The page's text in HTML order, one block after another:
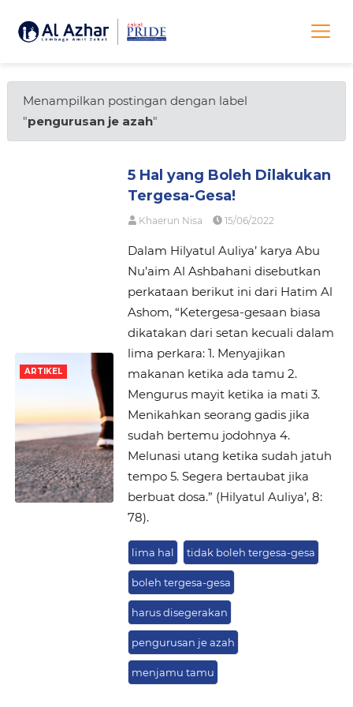
Menampilkan postingan dengan label
"pengurusan je azah"
ARTIKEL
5 Hal yang Boleh Dilakukan
Tergesa-Gesa!
Khaerun Nisa 15/06/2022
Dalam Hilyatul Auliya’ karya Abu
Nu’aim Al Ashbahani disebutkan
perkataan berikut ini dari Hatim Al
Ashom, “Ketergesa-gesaan biasa
dikatakan dari setan kecuali dalam
lima perkara: 1. Menyajikan
makanan ketika ada tamu 2.
Mengurus mayit ketika ia mati 3.
Menikahkan seorang gadis jika
sudah bertemu jodohnya 4.
Melunasi utang ketika sudah jatuh
tempo 5. Segera bertaubat jika
berbuat dosa.” (Hilyatul Auliya’, 8:
78).
lima hal tidak boleh tergesa-gesa
boleh tergesa-gesa
harus disegerakan
pengurusan je azah
menjamu tamu